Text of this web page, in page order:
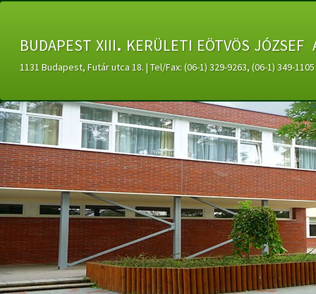
budapest xiii. kerületi eötvös
1131 Budapest, Futár utca 18. | Tel/Fax: (06-1) 329-9263, (06-1) 349-